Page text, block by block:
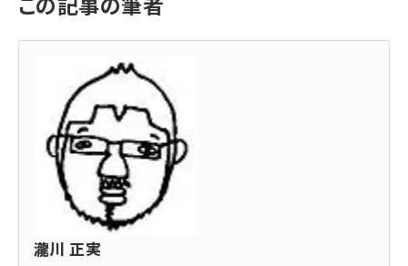
瀧川 正実